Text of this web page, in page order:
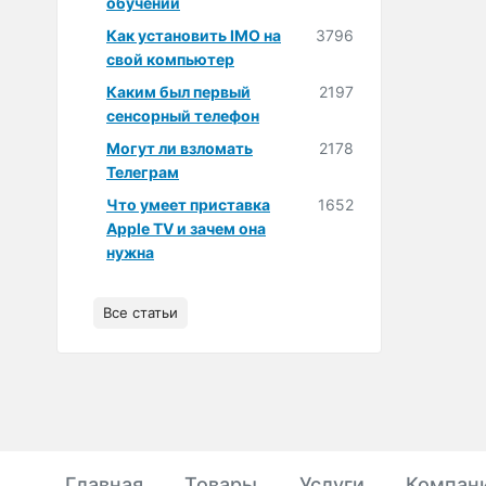
Как установить IMO на
свой компьютер
3796
Каким был первый
сенсорный телефон
2197
Могут ли взломать
Телеграм
2178
Что умеет приставка
Apple TV и зачем она
нужна
1652
Все статьи